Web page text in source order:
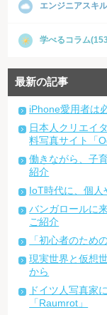
エンジニアスキ
学べるコラム
最新の記事
iPhone愛用者は
日本人クリエイ
料写真サイト「
働きながら、子
紹介
IoT時代に、個人
バンガロールに
ご紹介
「初心者のため
現実世界と仮想
から
ドイツ人写真家
「Raumrot」